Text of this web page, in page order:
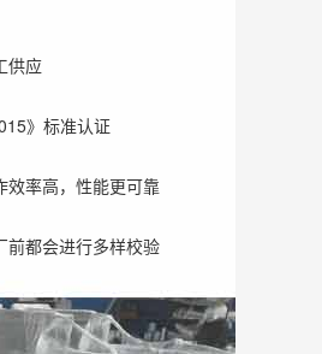
供应
》标准认证
效率高，性能更可靠
前都会进行多样校验